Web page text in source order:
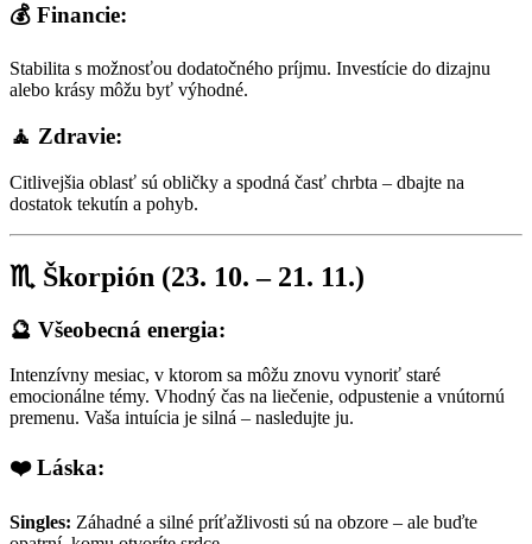
💰 Financie:
Stabilita s možnosťou dodatočného príjmu. Investície do dizajnu
alebo krásy môžu byť výhodné.
🧘 Zdravie:
Citlivejšia oblasť sú obličky a spodná časť chrbta – dbajte na
dostatok tekutín a pohyb.
♏ Škorpión (23. 10. – 21. 11.)
🔮 Všeobecná energia:
Intenzívny mesiac, v ktorom sa môžu znovu vynoriť staré
emocionálne témy. Vhodný čas na liečenie, odpustenie a vnútornú
premenu. Vaša intuícia je silná – nasledujte ju.
❤️ Láska:
Singles: Záhadné a silné príťažlivosti sú na obzore – ale buďte